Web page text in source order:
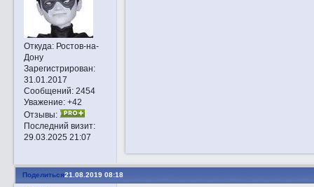
Откуда:Ростов-на-
Дону
Зарегистрирован:
31.01.2017
Сообщений:2454
Уважение: +42
Отзывы:
Последний визит:
29.03.2025 21:07
Поделиться21.08.2019 08:18